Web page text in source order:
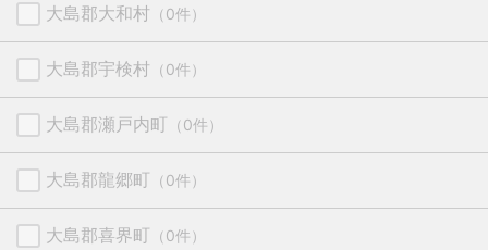
大島郡大和村 （0件）
大島郡宇検村 （0件）
大島郡瀬戸内町 （0件）
大島郡龍郷町 （0件）
大島郡喜界町 （0件）